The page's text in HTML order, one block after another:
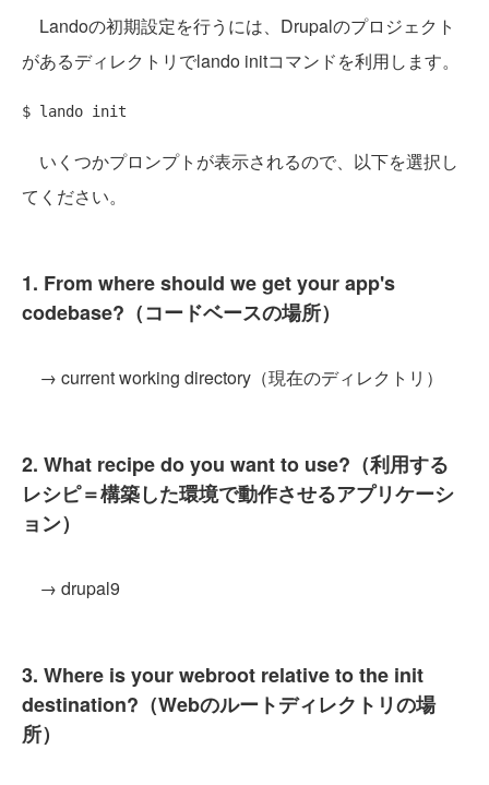
Landoの初期設定を行うには、Drupalのプロジェクト
があるディレクトリでlando initコマンドを利用します。
いくつかプロンプトが表示されるので、以下を選択し
てください。
1. From where should we get your app's
codebase?（コードベースの場所）
→ current working directory（現在のディレクトリ）
2. What recipe do you want to use?（利用する
レシピ＝構築した環境で動作させるアプリケーシ
ョン）
→ drupal9
3. Where is your webroot relative to the init
destination?（Webのルートディレクトリの場
所）